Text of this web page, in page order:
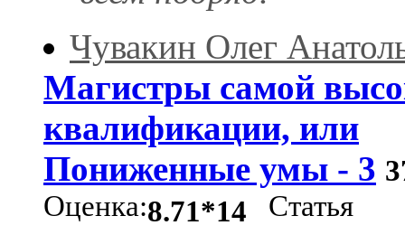
Чувакин Олег
Магистры самой
квалификации, или
Пониженные умы - 3
Оценка:8.71*14
Статья